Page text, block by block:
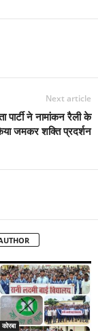
Next article
पार्टी ने नामांकन रैली के
जमकर शक्ति प्रदर्शन
कोरबा